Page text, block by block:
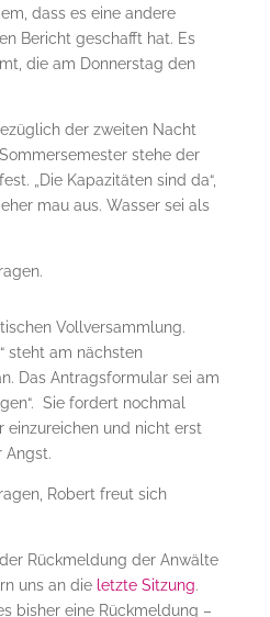
dass es eine andere
Bericht geschafft hat. Es
die am Donnerstag den
der zweiten Nacht
stehe der
„Die Kapazitäten sind da“,
mau aus. Wasser sei als
Vollversammlung.
steht am nächsten
Das Antragsformular sei am
Sie fordert nochmal
einzureichen und nicht erst
Angst.
Robert freut sich
Rückmeldung der Anwälte
uns an die letzte Sitzung.
bisher eine Rückmeldung –